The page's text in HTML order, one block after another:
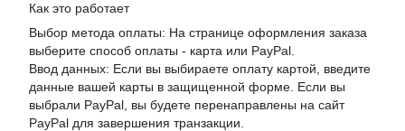
Как это работает
Выбор метода оплаты: На странице оформления заказа
выберите способ оплаты - карта или PayPal.
Ввод данных: Если вы выбираете оплату картой, введите
данные вашей карты в защищенной форме. Если вы
выбрали PayPal, вы будете перенаправлены на сайт
PayPal для завершения транзакции.